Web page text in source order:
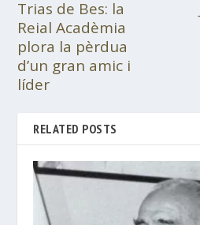
Trias de Bes: la
Reial Acadèmia
plora la pèrdua
d’un gran amic i
líder
RELATED POSTS